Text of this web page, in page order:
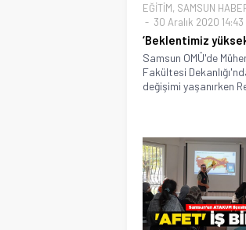
EĞİTİM, SAMSUN
30 Aralık 2020 14:43
‘Beklentimiz
Samsun OMÜ'de
Fakültesi
değişimi yaşanırken